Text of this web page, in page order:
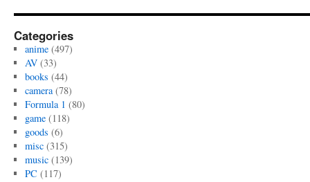
Categories
anime(497)
AV(33)
books (44)
camera(78)
Formula 1 (80)
game(118)
goods (6)
misc(315)
music(139)
PC (117)